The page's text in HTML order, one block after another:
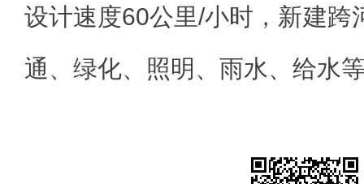
设计速度60公里/小时，新建跨
通、绿化、照明、雨水、给水